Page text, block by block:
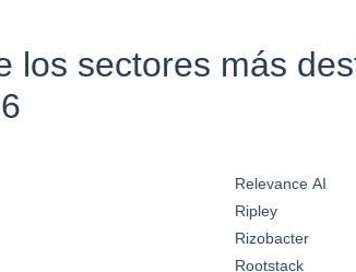
los sectores más
Relevance AI
Ripley
Rizobacter
Rootstack